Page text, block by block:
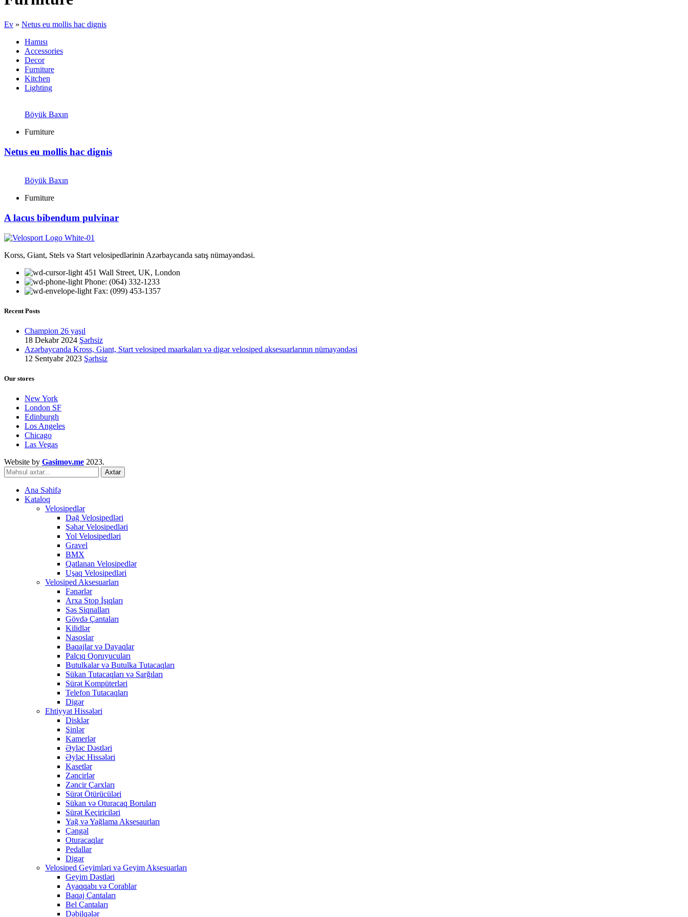
Ev » Netus eu mollis hac dignis
Hamısı
Accessories
Decor
Furniture
Kitchen
Lighting
Böyük Baxın
Furniture
Netus eu mollis hac dignis
Böyük Baxın
Furniture
A lacus bibendum pulvinar
Korss, Giant, Stels və Start velosipedlərinin Azərbaycanda satış nümayəndəsi.
451 Wall Street, UK, London
Phone: (064) 332-1233
Fax: (099) 453-1357
Recent Posts
Champion 26 yaşıl
18 Dekabr 2024 Şərhsiz
Azərbaycanda Kross, Giant, Start velosiped maarkaları və digər velosiped aksesuarlarının nümayəndəsi
12 Sentyabr 2023 Şərhsiz
Our stores
New York
London SF
Edinburgh
Los Angeles
Chicago
Las Vegas
Website by Gasimov.me 2023.
Axtar
Ana Səhifə
Kataloq
Velosipedlər
Dağ Velosipedləri
Şəhər Velosipedləri
Yol Velosipedləri
Gravel
BMX
Qatlanan Velosipedlər
Uşaq Velosipedləri
Velosiped Aksesuarları
Fənərlər
Arxa Stop İşıqları
Səs Siqnalları
Gövdə Çantaları
Kilidlər
Nasoslar
Baqajlar və Dayaqlar
Palçıq Qoruyucuları
Butulkalar və Butulka Tutacaqları
Sükan Tutacaqları və Sarğıları
Sürət Kompüterləri
Telefon Tutacaqları
Digər
Ehtiyyat Hissələri
Disklər
Şinlər
Kamerlər
Əyləc Dəstləri
Əyləc Hissələri
Kasetlər
Zəncirlər
Zəncir Çarxları
Sürət Ötürücüləri
Sükan və Oturacaq Boruları
Sürət Keçiriciləri
Yağ və Yağlama Aksesaurları
Çəngəl
Oturacaqlar
Pedallar
Digər
Velosiped Geyimləri və Geyim Aksesuarları
Geyim Dəstləri
Ayaqqabı və Corablar
Baqaj Çantaları
Bel Çantaları
Dəbilqələr